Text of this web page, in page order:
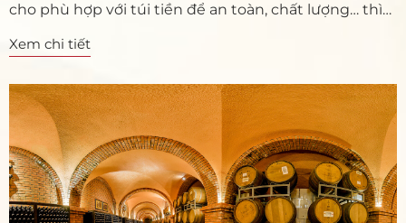
cho phù hợp với túi tiền để an toàn, chất lượng… thì
hãy ghé biển Đồi Dương, TP. Phan Thiết chọn 3
khách sạn: 1 Bình Minh, 2 Đồi Dương, 3 Tiffany hotel.
Xem chi tiết